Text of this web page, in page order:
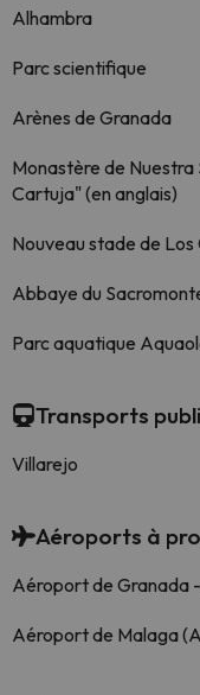
Alhambra
Parc scientifique
Arènes de Granada
Monastère de Nuestra
Cartuja" (en anglais)
Nouveau stade de Los
Abbaye du
Parc aquatique
Transports
Villarejo
Aéroports à
Aéroport de Granada -
Aéroport de Malaga